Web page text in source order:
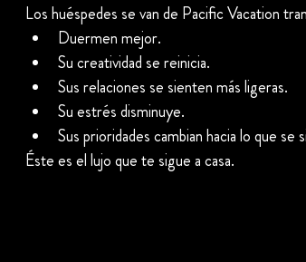
Los huéspedes se van de Pacific Vacation
Duermen mejor.
Su creatividad se reinicia.
Sus relaciones se sienten más ligeras.
Su estrés disminuye.
Sus prioridades cambian hacia lo que se
Éste es el lujo que te sigue a casa.